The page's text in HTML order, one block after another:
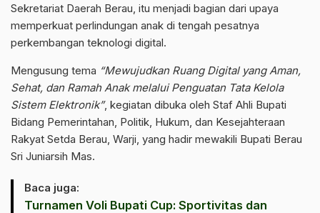
Sekretariat Daerah Berau, itu menjadi bagian dari upaya
memperkuat perlindungan anak di tengah pesatnya
perkembangan teknologi digital.
Mengusung tema “Mewujudkan Ruang Digital yang Aman,
Sehat, dan Ramah Anak melalui Penguatan Tata Kelola
Sistem Elektronik”, kegiatan dibuka oleh Staf Ahli Bupati
Bidang Pemerintahan, Politik, Hukum, dan Kesejahteraan
Rakyat Setda Berau, Warji, yang hadir mewakili Bupati Berau
Sri Juniarsih Mas.
Baca juga:
Turnamen Voli Bupati Cup: Sportivitas dan